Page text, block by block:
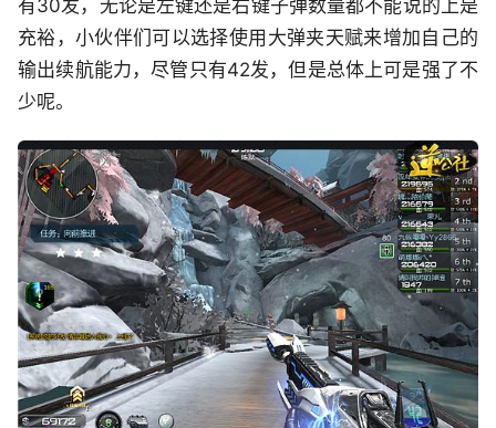
有30发，无论是左键还是右键子弹数量都不能说的上是
充裕，小伙伴们可以选择使用大弹夹天赋来增加自己的
输出续航能力，尽管只有42发，但是总体上可是强了不
少呢。